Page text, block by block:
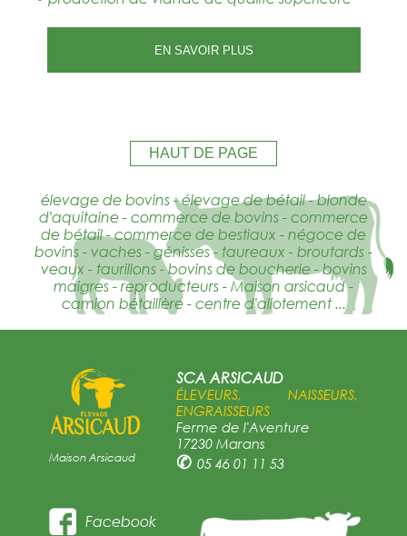
EN SAVOIR PLUS
HAUT DE PAGE
élevage de bovins - élevage de bétail - blonde
d'aquitaine - commerce de bovins - commerce
de bétail - commerce de bestiaux - négoce de
bovins - vaches - génisses - taureaux - broutards -
veaux - taurillons - bovins de boucherie - bovins
maigres - reproducteurs - Maison arsicaud -
camion bétaillère - centre d'allotement ...
Maison Arsicaud
SCA ARSICAUD
ÉLEVEURS, NAISSEURS,
ENGRAISSEURS
Ferme de l'Aventure
17230 Marans
✆ 05 46 01 11 53
Facebook